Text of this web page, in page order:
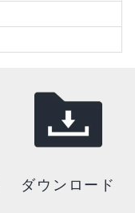
ダウンロード